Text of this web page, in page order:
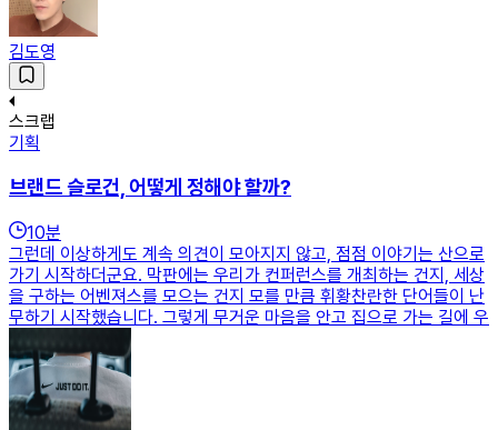
김도영
스크랩
기획
브랜드 슬로건, 어떻게 정해야 할까?
10분
그런데 이상하게도 계속 의견이 모아지지 않고, 점점 이야기는 산으로
가기 시작하더군요. 막판에는 우리가 컨퍼런스를 개최하는 건지, 세상
을 구하는 어벤져스를 모으는 건지 모를 만큼 휘황찬란한 단어들이 난
무하기 시작했습니다. 그렇게 무거운 마음을 안고 집으로 가는 길에 우